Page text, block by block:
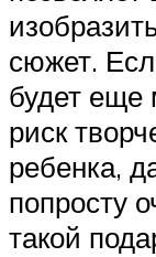
сюжет.
будет еще
риск
ребенка,
попросту
такой